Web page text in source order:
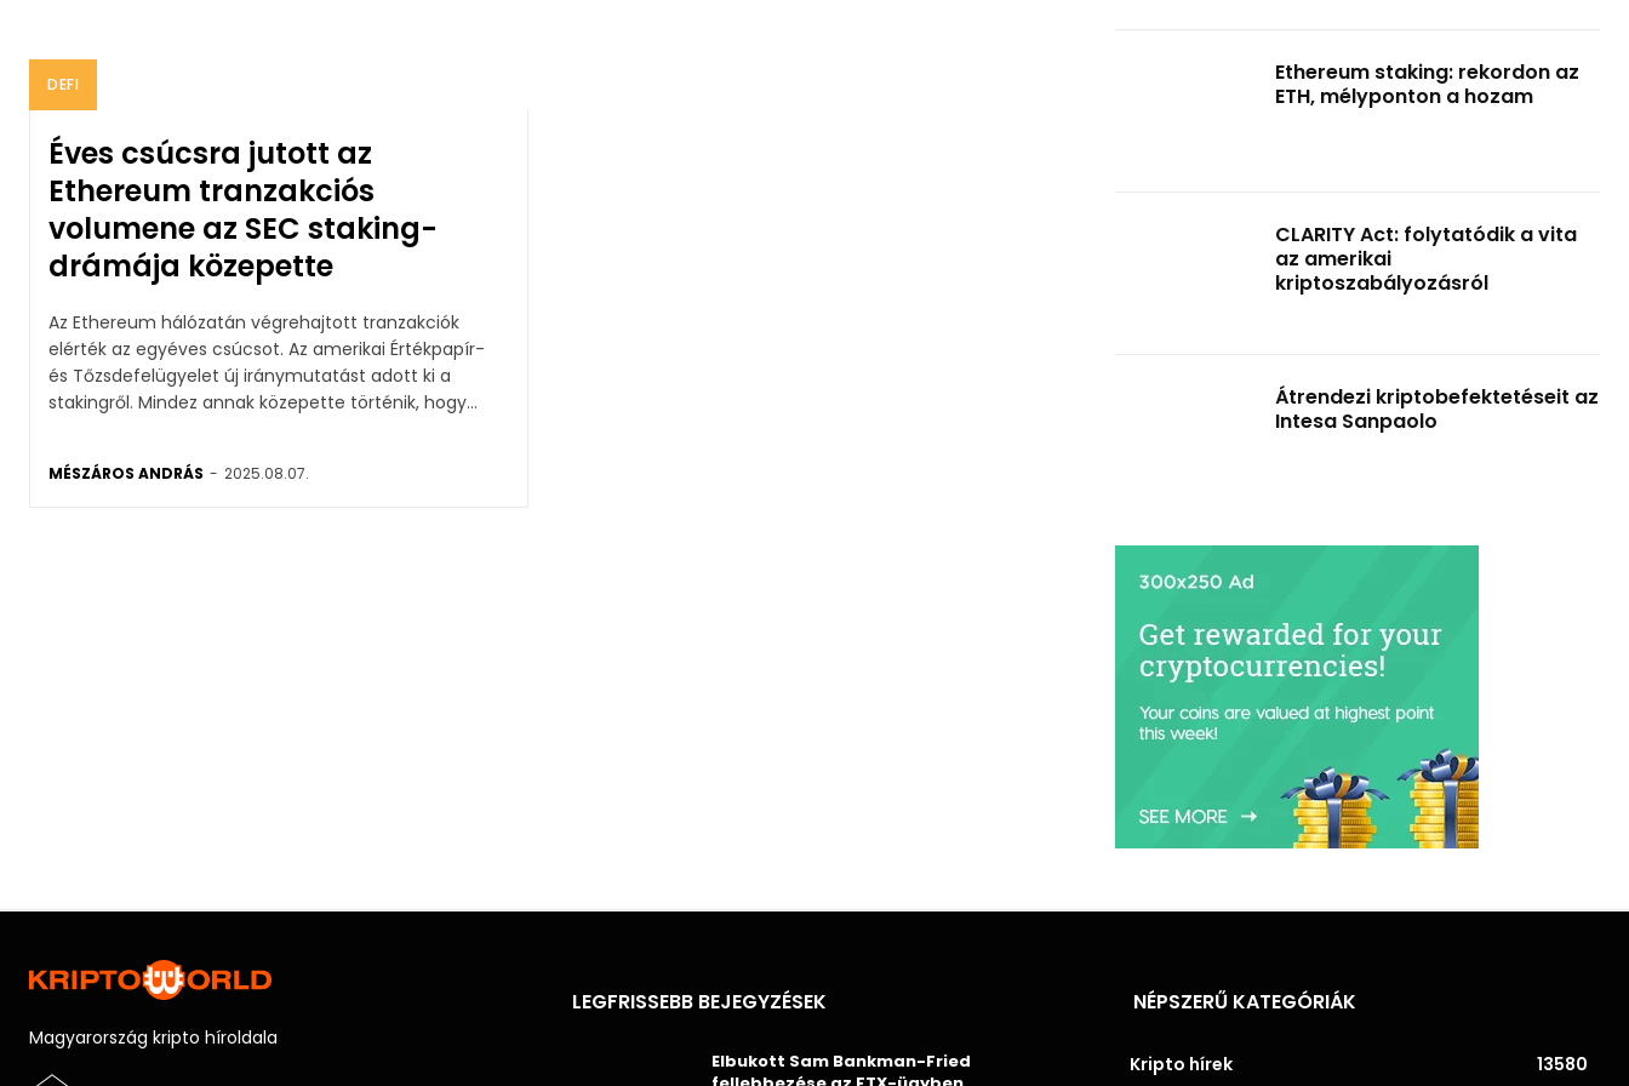
DEFI
Éves csúcsra jutott az
Ethereum tranzakciós
volumene az SEC staking-
drámája közepette
Az Ethereum hálózatán végrehajtott tranzakciók
elérték az egyéves csúcsot. Az amerikai Értékpapír-
és Tőzsdefelügyelet új iránymutatást adott ki a
stakingről. Mindez annak közepette történik, hogy...
MÉSZÁROS ANDRÁS - 2025.08.07.
Ethereum staking: rekordon az
ETH, mélyponton a hozam
CLARITY Act: folytatódik a vita
az amerikai
kriptoszabályozásról
Átrendezi kriptobefektetéseit az
Intesa Sanpaolo
Magyarország kripto híroldala
LEGFRISSEBB BEJEGYZÉSEK
Elbukott Sam Bankman-Fried
NÉPSZERŰ KATEGÓRIÁK
Kripto hírek 13580